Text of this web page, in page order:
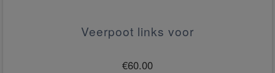
Veerpoot links voor
€60.00